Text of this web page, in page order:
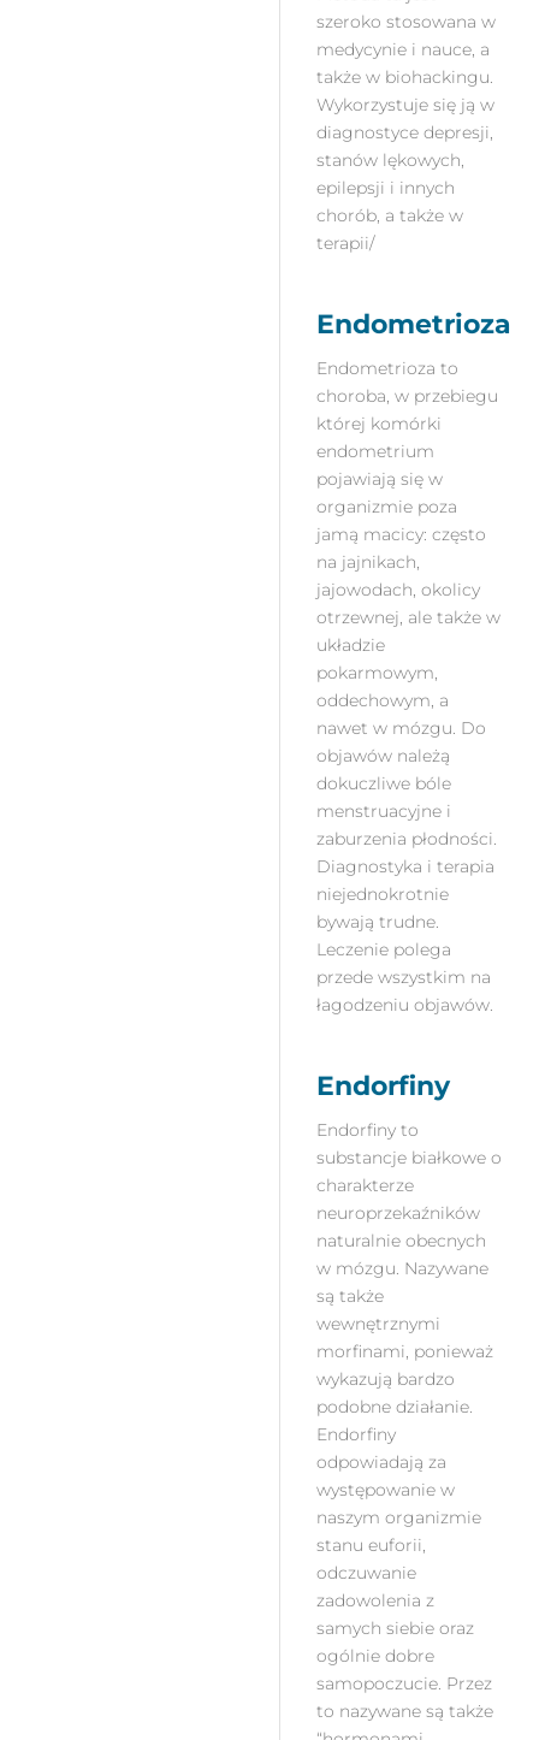
szeroko stosowana w
medycynie i nauce, a
także w biohackingu.
Wykorzystuje się ją w
diagnostyce depresji,
stanów lękowych,
epilepsji i innych
chorób, a także w
terapii/
Endometrioza
Endometrioza to
choroba, w przebiegu
której komórki
endometrium
pojawiają się w
organizmie poza
jamą macicy: często
na jajnikach,
jajowodach, okolicy
otrzewnej, ale także w
układzie
pokarmowym,
oddechowym, a
nawet w mózgu. Do
objawów należą
dokuczliwe bóle
menstruacyjne i
zaburzenia płodności.
Diagnostyka i terapia
niejednokrotnie
bywają trudne.
Leczenie polega
przede wszystkim na
łagodzeniu objawów.
Endorfiny
Endorfiny to
substancje białkowe o
charakterze
neuroprzekaźników
naturalnie obecnych
w mózgu. Nazywane
są także
wewnętrznymi
morfinami, ponieważ
wykazują bardzo
podobne działanie.
Endorfiny
odpowiadają za
występowanie w
naszym organizmie
stanu euforii,
odczuwanie
zadowolenia z
samych siebie oraz
ogólnie dobre
samopoczucie. Przez
to nazywane są także